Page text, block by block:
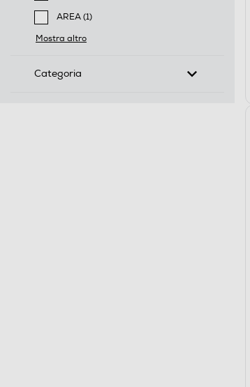
Filtra per Marca: AQL
AREA (1)
Filtra per Marca: AREA
Mostra altro
Categoria